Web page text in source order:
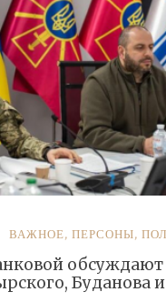
ВАЖНОЕ, ПЕРСОНЫ,
обсуждают
Буданова